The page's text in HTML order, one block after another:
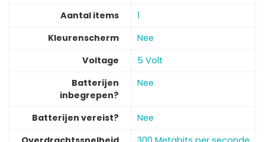
Aantal items
‎1
Kleurenscherm
‎Nee
Voltage
‎5 Volt
Batterijen
inbegrepen?
‎Nee
Batterijen vereist?
‎Nee